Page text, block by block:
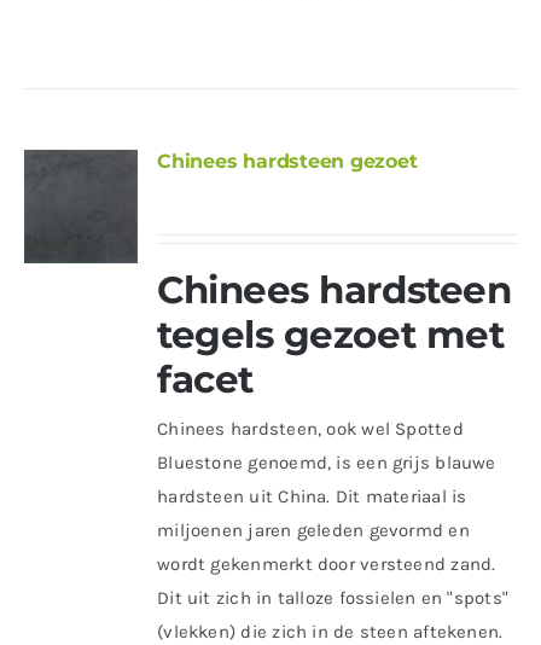
Chinees hardsteen gezoet
Chinees hardsteen
tegels gezoet met
facet
Chinees hardsteen, ook wel Spotted
Bluestone genoemd, is een grijs blauwe
hardsteen uit China. Dit materiaal is
miljoenen jaren geleden gevormd en
wordt gekenmerkt door versteend zand.
Dit uit zich in talloze fossielen en "spots"
(vlekken) die zich in de steen aftekenen.